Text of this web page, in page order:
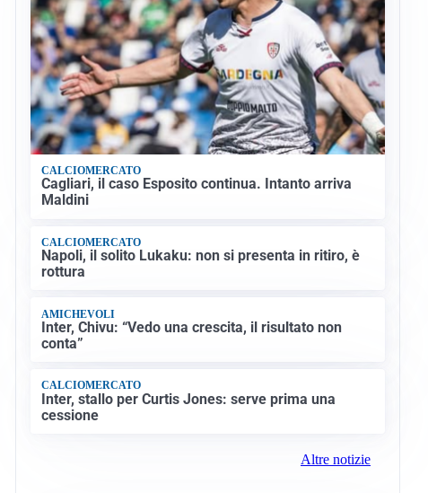
CALCIOMERCATO
Cagliari, il caso Esposito continua. Intanto arriva
Maldini
CALCIOMERCATO
Napoli, il solito Lukaku: non si presenta in ritiro, è
rottura
AMICHEVOLI
Inter, Chivu: “Vedo una crescita, il risultato non
conta”
CALCIOMERCATO
Inter, stallo per Curtis Jones: serve prima una
cessione
Altre notizie